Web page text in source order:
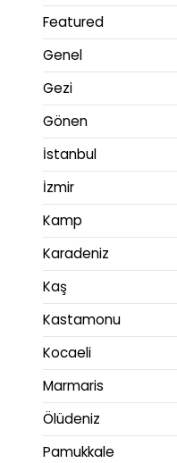
Featured
Genel
Gezi
Gönen
İstanbul
İzmir
Kamp
Karadeniz
Kaş
Kastamonu
Kocaeli
Marmaris
Ölüdeniz
Pamukkale